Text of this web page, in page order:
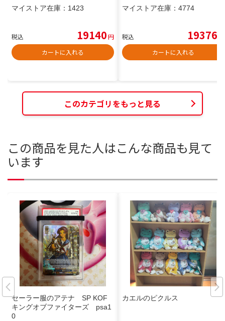
マイストア在庫： 1423
税込 19140円
カートに入れる
マイストア在庫： 4774
税込 19376
カートに入れる
このカテゴリをもっと見る
この商品を見た人はこんな商品も見て
います
セーラー服のアテナ SP KOF
キングオブファイターズ psa1
0
カエルのピクルス